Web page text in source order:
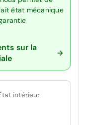
état mécanique
sur la
intérieur